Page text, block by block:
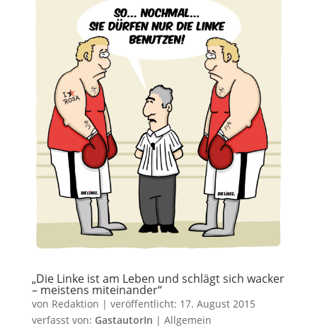
„Die Linke ist am Leben und schlägt sich wacker
– meistens miteinander“
von Redaktion | veröffentlicht: 17. August 2015
verfasst von: GastautorIn | Allgemein